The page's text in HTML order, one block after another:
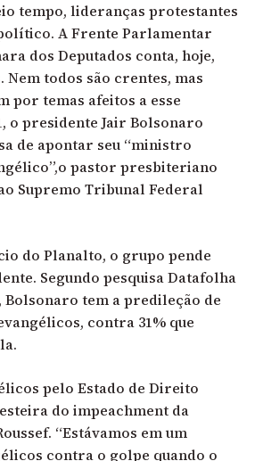
tempo, lideranças protestantes
A Frente Parlamentar
dos Deputados conta, hoje,
Nem todos são crentes, mas
por temas afeitos a esse
o presidente Jair Bolsonaro
de apontar seu “ministro
pastor presbiteriano
Supremo Tribunal Federal
do Planalto, o grupo pende
Segundo pesquisa Datafolha
Bolsonaro tem a predileção de
contra 31% que
pelo Estado de Direito
do impeachment da
“Estávamos em um
contra o golpe quando o